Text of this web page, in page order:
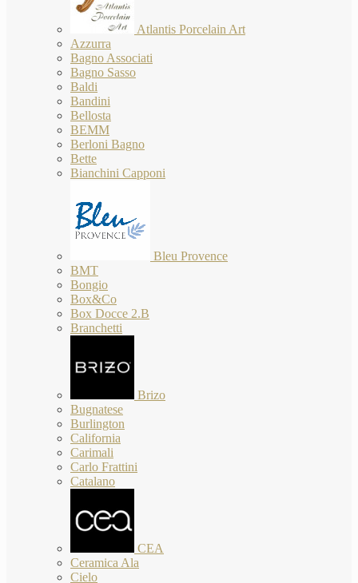
Atlantis Porcelain Art
Azzurra
Bagno Associati
Bagno Sasso
Baldi
Bandini
Bellosta
BEMM
Berloni Bagno
Bette
Bianchini Capponi
Bleu Provence
BMT
Bongio
Box&Co
Box Docce 2.B
Branchetti
Brizo
Bugnatese
Burlington
California
Carimali
Carlo Frattini
Catalano
CEA
Ceramica Ala
Cielo